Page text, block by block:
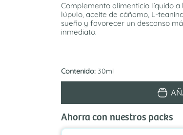
Complemento alimenticio líquido
lúpulo, aceite de cáñamo, L-
sueño y favorecer un descanso
inmediato.
Contenido: 30ml
SPRAY
30ml
cantidad
Ahorra con nuestros packs